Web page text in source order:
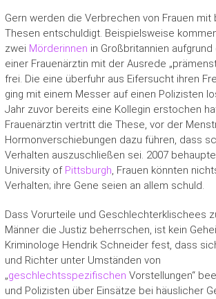
Gern werden die Verbrechen von Frauen mit
Thesen entschuldigt. Beispielsweise
zwei Mörderinnen in Großbritannien
einer Frauenärztin mit der Ausrede
frei. Die eine überfuhr aus Eifersucht ihren
ging mit einem Messer auf einen Polizisten
Jahr zuvor bereits eine Kollegin erstochen
Frauenärztin vertritt die These, vor der
Hormonverschiebungen dazu führen, dass
Verhalten auszuschließen sei. 2007
University of Pittsburgh, Frauen könnten
Verhalten; ihre Gene seien an allem schuld.
Dass Vorurteile und Geschlechterklischees
Männer die Justiz beherrschen, ist kein
Kriminologe Hendrik Schneider fest, dass
und Richter unter Umständen von
„geschlechtsspezifischen Vorstellungen“
und Polizisten über Einsätze bei häuslicher